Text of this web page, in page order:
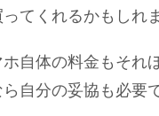
てくれるかもしれ
自体の料金もそれ
自分の妥協も必要で